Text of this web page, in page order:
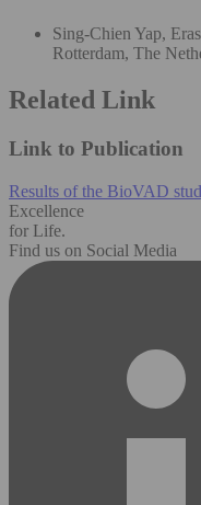
Sing-Chien Yap,
Rotterdam, The
Related Link
Link to Publication
Results of the BioVAD
Excellence
for Life.
Find us on Social Media